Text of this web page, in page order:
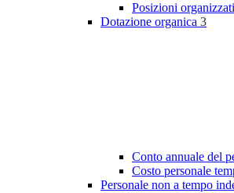
Posizioni
Dotazione organica 3
Conto annuale del
Costo personale
Personale non a tempo